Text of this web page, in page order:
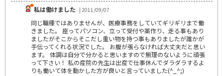
私は働けました | 2011/09/07
同じ職種ではありませんが、医療事務をしていてギリギリまで働
きました。 座ってパソコン、立って受付や薬作り、走る事もあり
ましたがそこからそこだし重い物を持つ事もありましたが誰かが
手伝ってくれる状況でした。 お腹が張らなければ大丈夫だと思い
ます。 体調は自分で分かると思いますので無理のないように頑張
って下さい！ 私の産院の先生は出産で仕事休んでダラダラするよ
りも働いて体を動かした方が良いと言っていました(^_^;)